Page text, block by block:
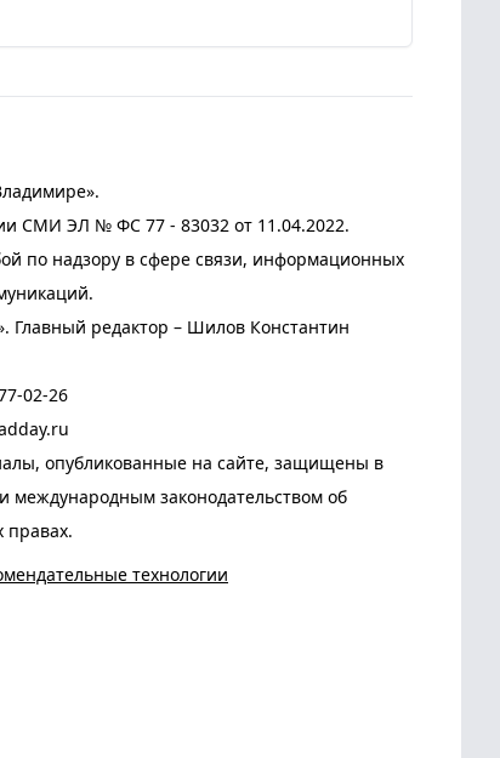
СМИ ЭЛ № ФС 77 - 83032 от 11.04.2022.
по надзору в сфере связи, информационных
Главный редактор – Шилов Константин
02-26
опубликованные на сайте, защищены в
международным законодательством об
правах.
технологии